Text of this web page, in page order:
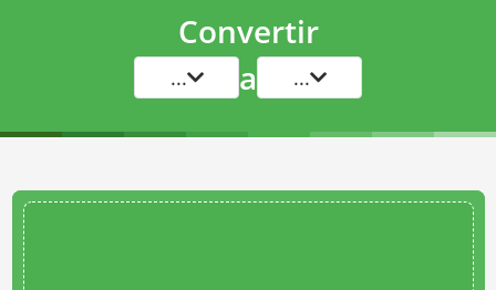
Convertir
... a ...